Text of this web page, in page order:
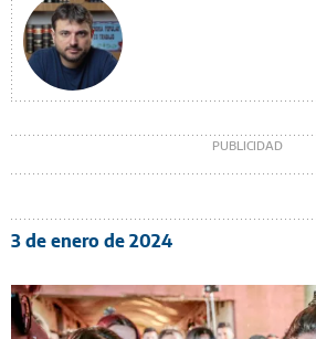
3 de enero de 2024